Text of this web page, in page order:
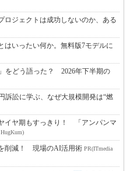
ロジェクトは成功しないのか、ある
はいったい何か。無料版7モデルに
をどう語った？ 2026年下半期の
訴訟に学ぶ、なぜ大規模開発は“燃
イヤ期もすっきり！ 「アンパンマ
削減！ 現場のAI活用術 PR(ITmedia